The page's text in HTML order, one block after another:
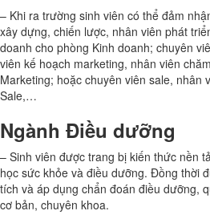
– Khi ra trường sinh viên có thể đảm
xây dựng, chiến lược, nhân viên phát
doanh cho phòng Kinh doanh; chuyên
viên kế hoạch marketing, nhân viên
Marketing; hoặc chuyên viên sale, nhân
Sale,…
Ngành Điều dưỡng
– Sinh viên được trang bị kiến thức nền
học sức khỏe và điều dưỡng. Đồng thời
tích và áp dụng chẩn đoán điều dưỡng,
cơ bản, chuyên khoa.